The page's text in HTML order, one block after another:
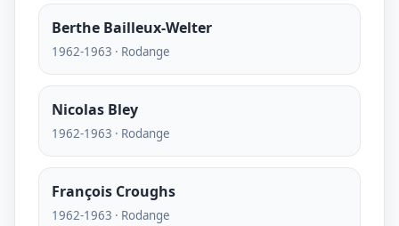
Berthe Bailleux-Welter
1962-1963 · Rodange
Nicolas Bley
1962-1963 · Rodange
François Croughs
1962-1963 · Rodange